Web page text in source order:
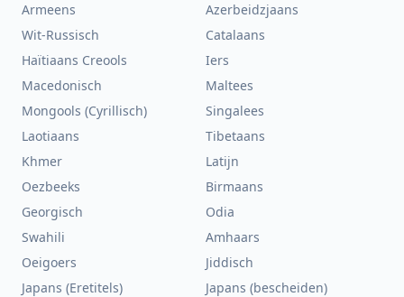
Armeens
Azerbeidzjaans
Wit-Russisch
Catalaans
Haïtiaans Creools
Iers
Macedonisch
Maltees
Mongools (Cyrillisch)
Singalees
Laotiaans
Tibetaans
Khmer
Latijn
Oezbeeks
Birmaans
Georgisch
Odia
Swahili
Amhaars
Oeigoers
Jiddisch
Japans (Eretitels)
Japans (bescheiden)